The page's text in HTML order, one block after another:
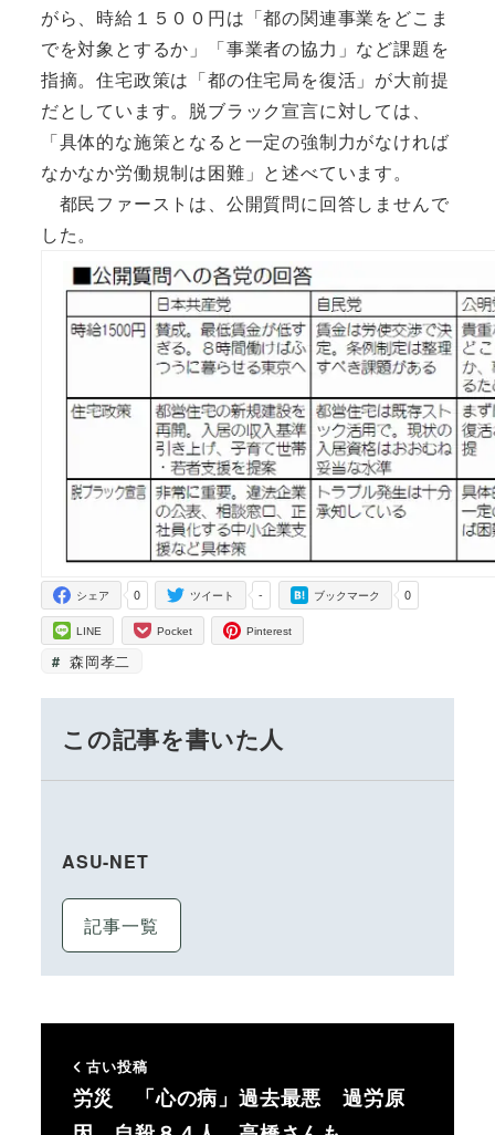
がら、時給１５００円は「都の関連事業をどこま
でを対象とするか」「事業者の協力」など課題を
指摘。住宅政策は「都の住宅局を復活」が大前提
だとしています。脱ブラック宣言に対しては、
「具体的な施策となると一定の強制力がなければ
なかなか労働規制は困難」と述べています。
都民ファーストは、公開質問に回答しませんで
した。
0
シェア -
ツイート 0
ブックマーク
LINE Pocket Pinterest
森岡孝二
この記事を書いた人
ASU-NET
記事一覧
古い投稿
労災 「心の病」過去最悪 過労原